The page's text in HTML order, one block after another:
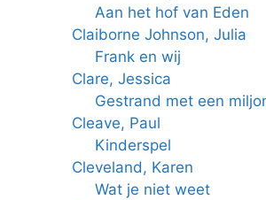
Aan het hof van Eden
Claiborne Johnson, Julia
Frank en wij
Clare, Jessica
Gestrand met een
Cleave, Paul
Kinderspel
Cleveland, Karen
Wat je niet weet